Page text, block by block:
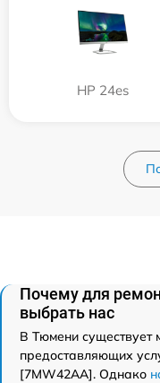
HP 24es
Почему для
выбрать нас
В Тюмени существует
предоставляющих
[7MW42AA]. Однако